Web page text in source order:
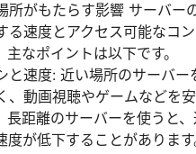
所がもたらす影響 サーバー
る速度とアクセス可能なコ
主なポイントは以下です。
と速度: 近い場所のサーバー
、動画視聴やゲームなどを
長距離のサーバーを使うと
度が低下することがあります